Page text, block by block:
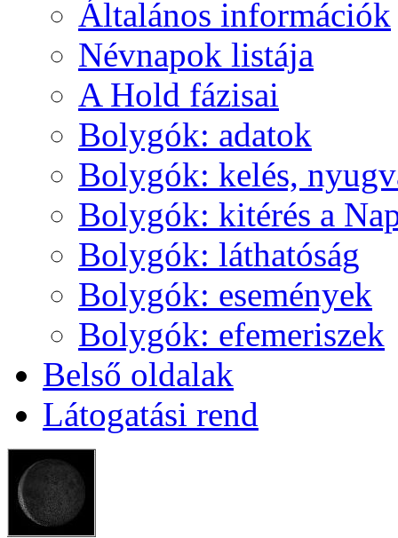
Ál­ta­lá­nos in­for­má­ci­ók
Név­na­pok lis­tá­ja
A Hold fá­zi­sai
Boly­gók: ada­tok
Boly­gók: ke­lés,
Boly­gók: ki­té­rés a
Boly­gók: lát­ha­tó­ság
Boly­gók: ese­mé­nyek
Boly­gók: efe­me­ri­szek
Bel­ső ol­da­lak
Lá­to­ga­tá­si rend